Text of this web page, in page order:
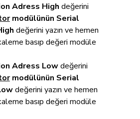
Adress High değerini
modülünün Serial
değerini yazın ve hemen
basıp değeri modüle
Adress Low değerini
modülünün Serial
değerini yazın ve hemen
basıp değeri modüle